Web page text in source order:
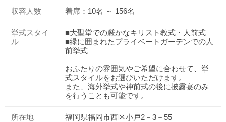
収容人数 着席：10名 ～ 156名
挙式スタイ
ル
■大聖堂での厳かなキリスト教式・人前式
■緑に囲まれたプライベートガーデンでの人
前挙式
おふたりの雰囲気やご希望に合わせて、挙
式スタイルをお選びいただけます。
また、海外挙式や神前式の後に披露宴のみ
を行うことも可能です。
所在地 福岡県福岡市西区小戸2－3－55